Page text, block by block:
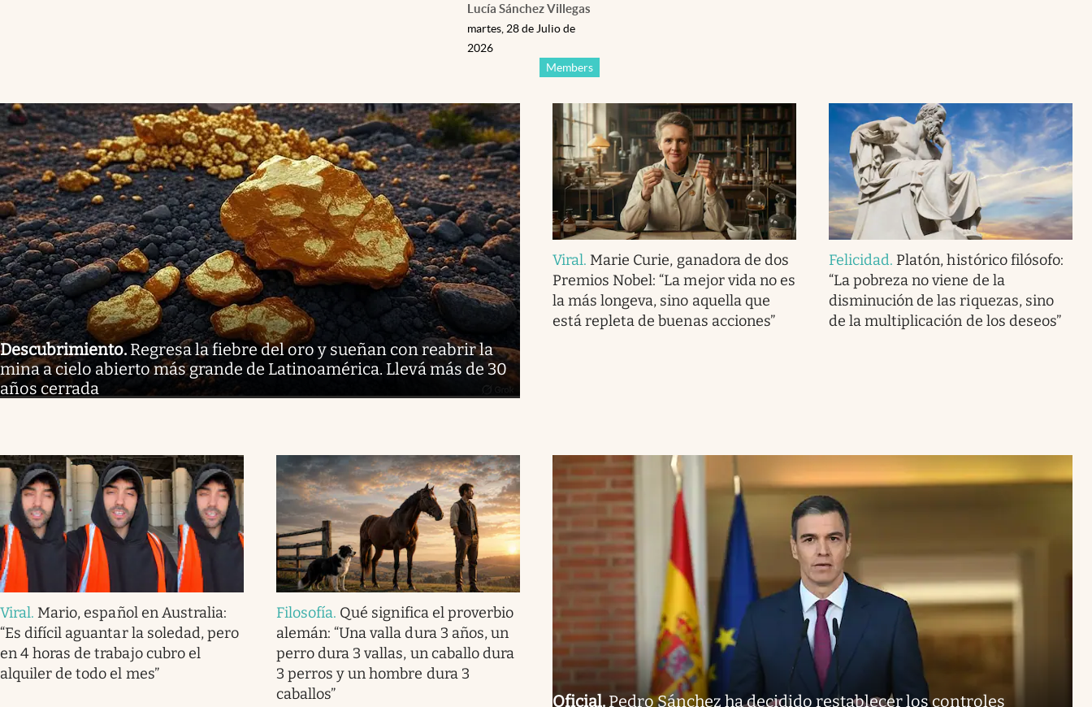
Lucía Sánchez Villegas
Members
martes, 28 de Julio de
2026
Descubrimiento. Regresa la fiebre del oro y sueñan con reabrir la
mina a cielo abierto más grande de Latinoamérica. Llevá más de 30
años cerrada
Viral. Marie Curie, ganadora de dos
Premios Nobel: “La mejor vida no es
la más longeva, sino aquella que
está repleta de buenas acciones”
Felicidad. Platón, histórico filósofo:
“La pobreza no viene de la
disminución de las riquezas, sino
de la multiplicación de los deseos”
Viral. Mario, español en Australia:
“Es difícil aguantar la soledad, pero
en 4 horas de trabajo cubro el
alquiler de todo el mes”
Filosofía. Qué significa el proverbio
alemán: “Una valla dura 3 años, un
perro dura 3 vallas, un caballo dura
3 perros y un hombre dura 3
caballos”
Oficial. Pedro Sánchez ha decidido restablecer los controles